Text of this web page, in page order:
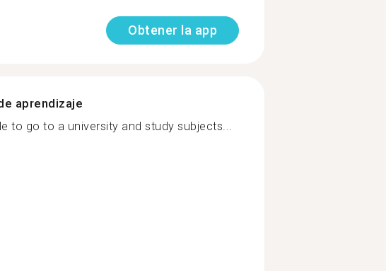
Obtener la app
aprendizaje
to go to a university and study subjects...